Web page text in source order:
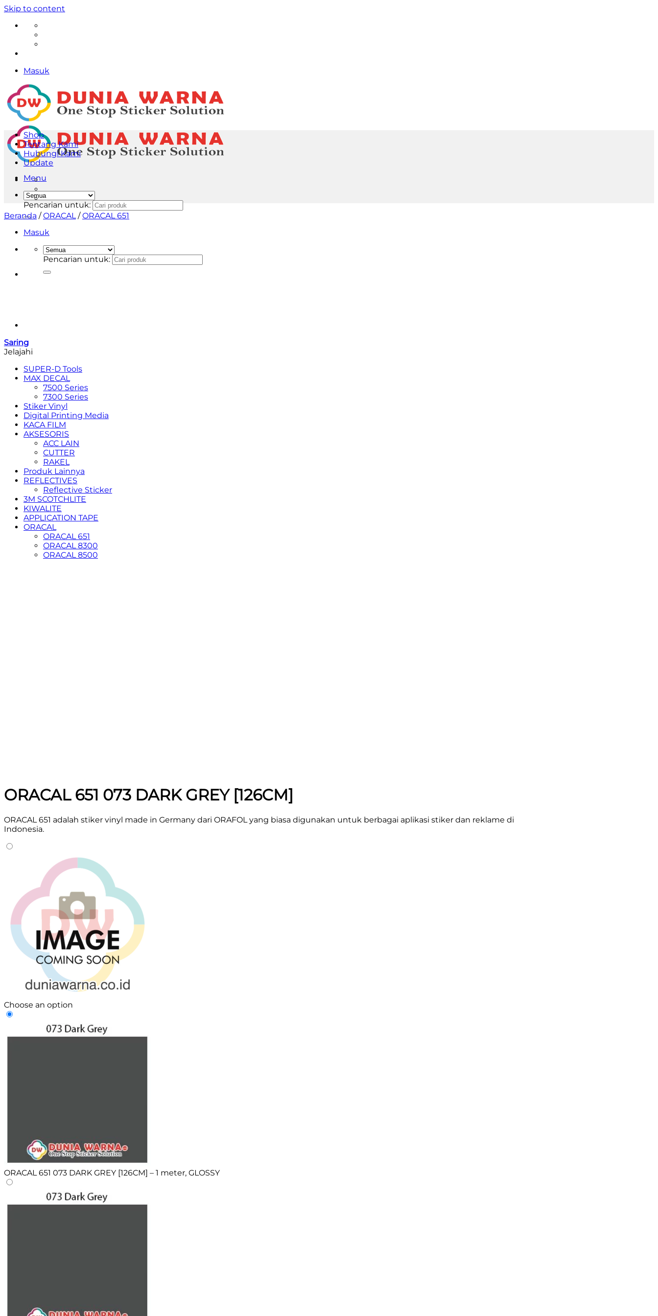
Skip to content
Masuk
Menu
Pencarian untuk:
Masuk
Pencarian untuk:
Shop
Tentang Kami
Hubungi Kami
Update
Beranda / ORACAL / ORACAL 651
Saring
Jelajahi
SUPER-D Tools
MAX DECAL
7500 Series
7300 Series
Stiker Vinyl
Digital Printing Media
KACA FILM
AKSESORIS
ACC LAIN
CUTTER
RAKEL
Produk Lainnya
REFLECTIVES
Reflective Sticker
3M SCOTCHLITE
KIWALITE
APPLICATION TAPE
ORACAL
ORACAL 651
ORACAL 8300
ORACAL 8500
ORACAL 651 073 DARK GREY [126CM]
ORACAL 651 adalah stiker vinyl made in Germany dari ORAFOL yang biasa digunakan untuk berbagai aplikasi stiker dan reklame di
Indonesia.
Choose an option
ORACAL 651 073 DARK GREY [126CM] – 1 meter, GLOSSY